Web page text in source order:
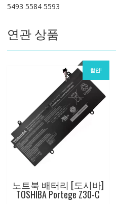
5480
5485
5493
5584
5493 5584 5593
연관 상품
할인!
노트북 배터리 [도시바]
TOSHIBA Portege Z30-C